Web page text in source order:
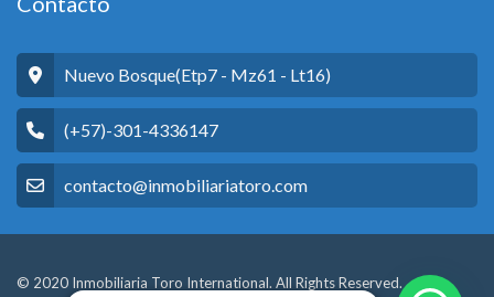
Nuevo Bosque(Etp7 - Mz61 - Lt16)
(+57)-301-4336147
contacto@inmobiliariatoro.com
© 2020 Inmobiliaria Toro International. All Rights Reserved.